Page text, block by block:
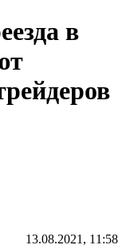
в
13.08.2021, 11:58